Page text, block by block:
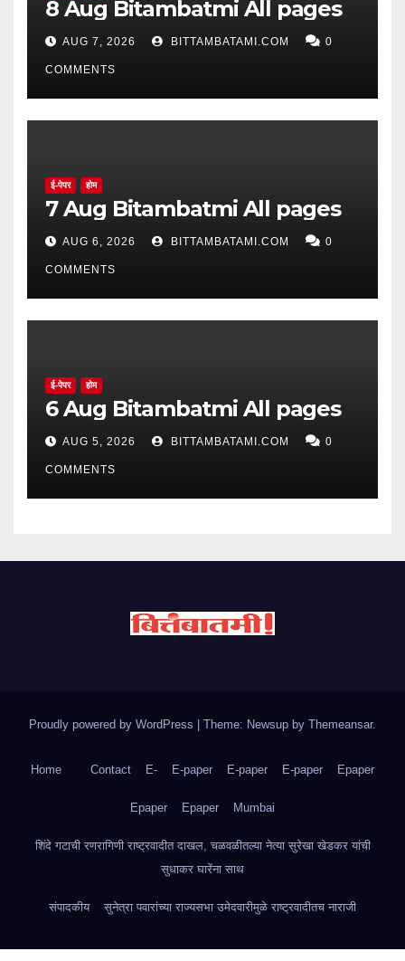
8 Aug Bitambatmi All pages
AUG 7, 2026 BITTAMBATAMI.COM 0
COMMENTS
ई-पेपर होम
7 Aug Bitambatmi All pages
AUG 6, 2026 BITTAMBATAMI.COM 0
COMMENTS
ई-पेपर होम
6 Aug Bitambatmi All pages
AUG 5, 2026 BITTAMBATAMI.COM 0
COMMENTS
Proudly powered by WordPress Theme: Newsup by Themeansar.
Home Contact E- E-paper E-paper E-paper Epaper
Epaper Epaper Mumbai
शिंदे गटाची रणरागिणी राष्ट्रवादीत दाखल, चळवळीतल्या नेत्या सुरेखा खेडकर यांची
सुधाकर घारेंना साथ
संपादकीय सुनेत्रा पवारांच्या राज्यसभा उमेदवारीमुळे राष्ट्रवादीतच नाराजी